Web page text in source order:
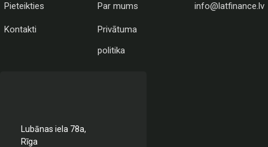
Pieteikties Par mums info@latfinance.lv
Kontakti
Privātuma
politika
Lubānas iela 78a,
Rīga